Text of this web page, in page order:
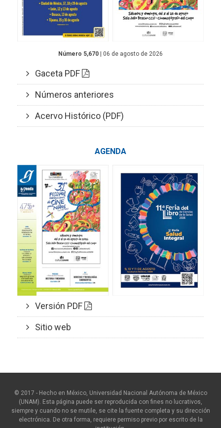
Número 5,670 | 06 de agosto de 2026
Gaceta PDF
Números anteriores
Acervo Histórico (PDF)
AGENDA
Versión PDF
Sitio web
© 2017 - Hecho en México, Universidad Nacional Autónoma de México
(UNAM). Esta página puede ser reproducida con fines no lucrativos,
siempre y cuando no se mutile, se cite la fuente completa y su dirección
electrónica. De otra forma, requiere permiso previo por escrito de la